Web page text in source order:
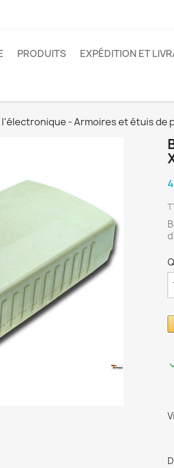
PRODUITS EXPÉDITION ET
- Armoires et étuis de